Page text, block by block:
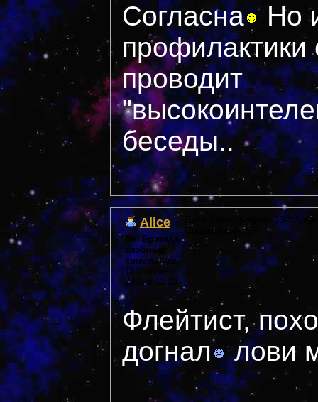
Согласна Но
проводит
беседы..
Alice
Re: Бригада
злобных
киноманов
11 October,
2005 в 11:23
Дата регистрации: 38
Сообщений: 57
Флейтист,
догнал лови